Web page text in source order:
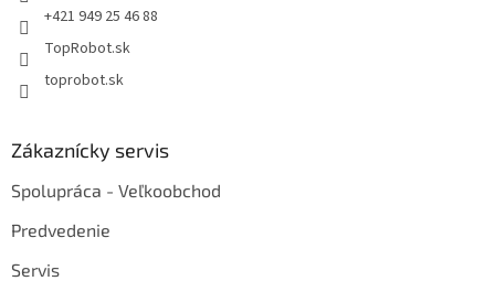
+421 949 25 46 88
TopRobot.sk
toprobot.sk
Zákaznícky servis
Spolupráca - Veľkoobchod
Predvedenie
Servis